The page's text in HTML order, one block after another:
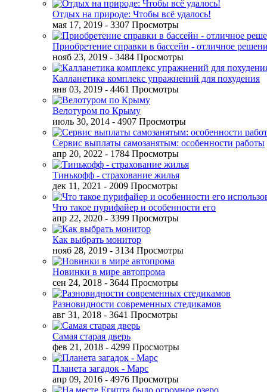
Отдых на природе: Чтобы всё удалось!
мая 17, 2019 - 3307 Просмотры
Приобретение справки в бассейн - отличное
нояб 23, 2019 - 3484 Просмотры
Калланетика комплекс упражнений для похудения
янв 03, 2019 - 4461 Просмотры
Велотуром по Крыму
июль 30, 2014 - 4907 Просмотры
Сервис выплаты самозанятым: особенности работы
апр 20, 2022 - 1784 Просмотры
Тинькофф - страхование жилья
дек 11, 2021 - 2009 Просмотры
Что такое пурифайер и особенности его
апр 22, 2020 - 3399 Просмотры
Как выбрать монитор
нояб 28, 2019 - 3134 Просмотры
Новинки в мире автопрома
сен 24, 2018 - 3644 Просмотры
Разновидности современных стедикамов
авг 31, 2018 - 3641 Просмотры
Самая старая дверь
фев 21, 2018 - 4299 Просмотры
Планета загадок - Марс
апр 09, 2016 - 4976 Просмотры